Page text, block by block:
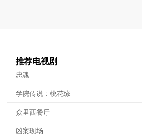
推荐电视剧
忠魂
学院传说：桃花缘
众里西餐厅
凶案现场